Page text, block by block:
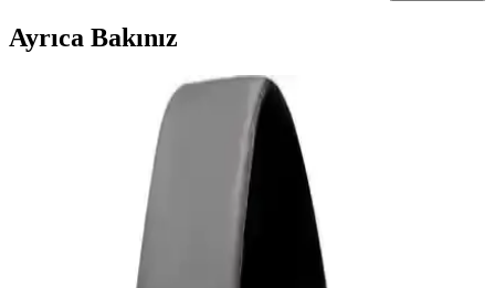
Ayrıca Bakınız
Samsung Galaxy Tab S9 Plus X810 için Microsonic
Temperli Cam Ekran Koruyucu Ürün Özellikleri ve
Microsonic temperli cam ekran koruyucu, Galaxy Tab S9 Plus
X810 modeline özel tasarımıyla yüksek dayanıklılık ve estetik sunar.
Çizilmelere karşı dirençli, kolay uygulanabilir ve kullanımı rahat bir